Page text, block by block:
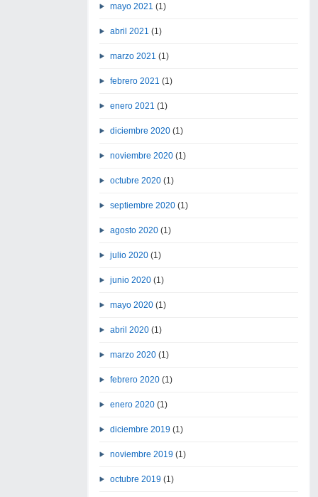
mayo 2021 (1)
abril 2021 (1)
marzo 2021 (1)
febrero 2021 (1)
enero 2021 (1)
diciembre 2020(1)
noviembre 2020(1)
octubre 2020(1)
septiembre 2020(1)
agosto 2020(1)
julio 2020(1)
junio 2020(1)
mayo 2020(1)
abril 2020(1)
marzo 2020(1)
febrero 2020(1)
enero 2020(1)
diciembre 2019 (1)
noviembre 2019 (1)
octubre 2019 (1)